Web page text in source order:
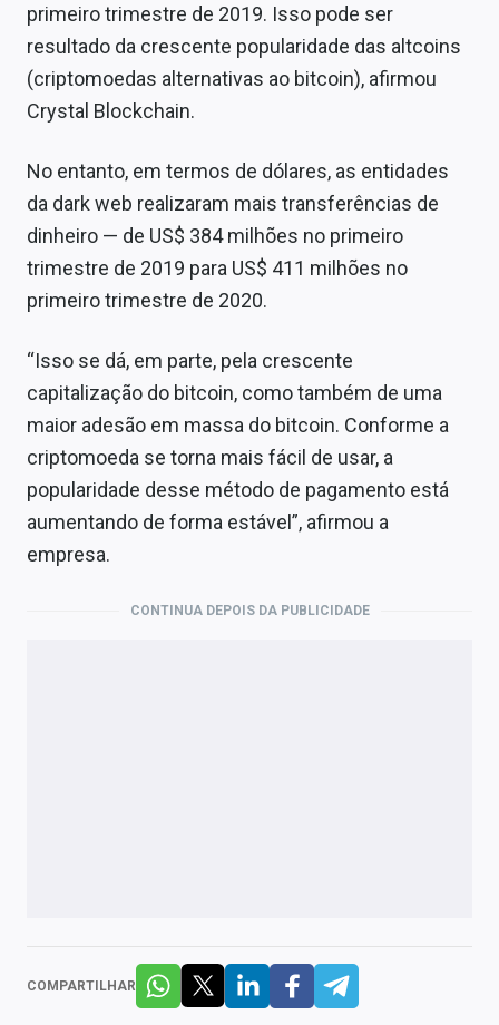
primeiro trimestre de 2019. Isso pode ser
resultado da crescente popularidade das altcoins
(criptomoedas alternativas ao bitcoin), afirmou
Crystal Blockchain.
No entanto, em termos de dólares, as entidades
da dark web realizaram mais transferências de
dinheiro — de US$ 384 milhões no primeiro
trimestre de 2019 para US$ 411 milhões no
primeiro trimestre de 2020.
“Isso se dá, em parte, pela crescente
capitalização do bitcoin, como também de uma
maior adesão em massa do bitcoin. Conforme a
criptomoeda se torna mais fácil de usar, a
popularidade desse método de pagamento está
aumentando de forma estável”, afirmou a
empresa.
CONTINUA DEPOIS DA PUBLICIDADE
COMPARTILHAR